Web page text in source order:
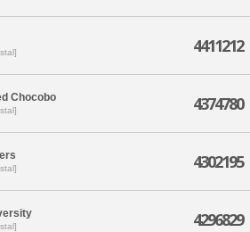
4411212
Chocobo 4374780
4302195
4296829